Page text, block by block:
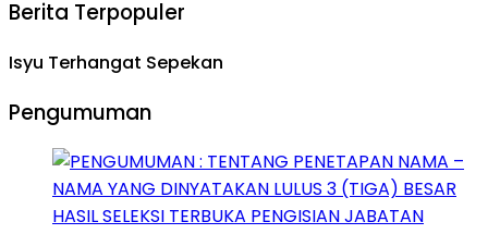
Berita Terpopuler
Isyu Terhangat Sepekan
Pengumuman